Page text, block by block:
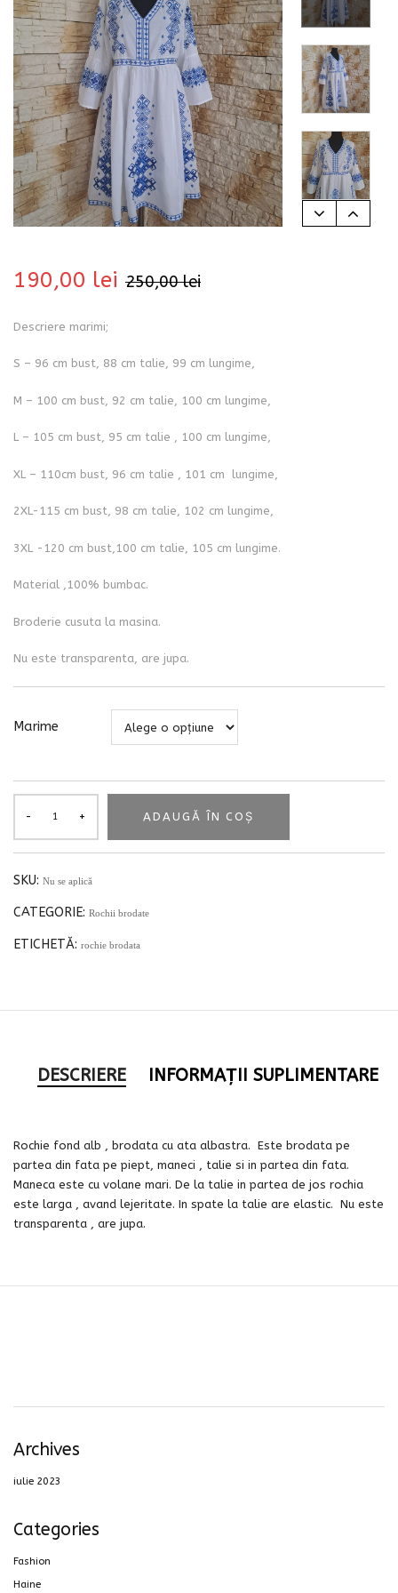
250,00lei
190,00 lei
Descriere marimi;
S – 96 cm bust, 88 cm talie, 99 cm lungime,
M – 100 cm bust, 92 cm talie, 100 cm lungime,
L – 105 cm bust, 95 cm talie , 100 cm lungime,
XL – 110cm bust, 96 cm talie , 101 cm lungime,
2XL-115 cm bust, 98 cm talie, 102 cm lungime,
3XL -120 cm bust,100 cm talie, 105 cm lungime.
Material ,100% bumbac.
Broderie cusuta la masina.
Nu este transparenta, are jupa.
Marime
ADAUGĂ ÎN COȘ
SKU: Nu se aplică
CATEGORIE: Rochii brodate
ETICHETĂ: rochie brodata
DESCRIERE INFORMAȚII SUPLIMENTARE
Rochie fond alb , brodata cu ata albastra. Este brodata pe
partea din fata pe piept, maneci , talie si in partea din fata.
Maneca este cu volane mari. De la talie in partea de jos rochia
este larga , avand lejeritate. In spate la talie are elastic. Nu este
transparenta , are jupa.
Archives
iulie 2023
Categories
Fashion
Haine